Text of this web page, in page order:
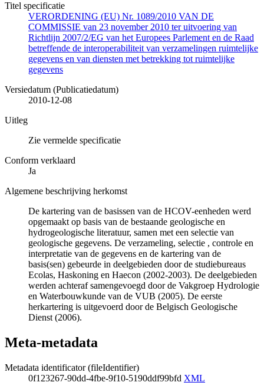
Titel specificatie
VERORDENING (EU) Nr. 1089/2010 VAN DE
COMMISSIE van 23 november 2010 ter uitvoering van
Richtlijn 2007/2/EG van het Europees Parlement en de Raad
betreffende de interoperabiliteit van verzamelingen ruimtelijke
gegevens en van diensten met betrekking tot ruimtelijke
gegevens
Versiedatum (Publicatiedatum)
2010-12-08
Uitleg
Zie vermelde specificatie
Conform verklaard
Ja
Algemene beschrijving herkomst
De kartering van de basissen van de HCOV-eenheden werd
opgemaakt op basis van de bestaande geologische en
hydrogeologische literatuur, samen met een selectie van
geologische gegevens. De verzameling, selectie , controle en
interpretatie van de gegevens en de kartering van de
basis(sen) gebeurde in deelgebieden door de studiebureaus
Ecolas, Haskoning en Haecon (2002-2003). De deelgebieden
werden achteraf samengevoegd door de Vakgroep Hydrologie
en Waterbouwkunde van de VUB (2005). De eerste
herkartering is uitgevoerd door de Belgisch Geologische
Dienst (2006).
Meta-metadata
Metadata identificator (fileIdentifier)
0f123267-90dd-4fbe-9f10-5190ddf99bfd XML